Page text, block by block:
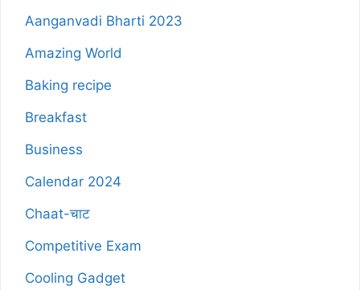
Aanganvadi Bharti 2023
Amazing World
Baking recipe
Breakfast
Business
Calendar 2024
Chaat-चाट
Competitive Exam
Cooling Gadget